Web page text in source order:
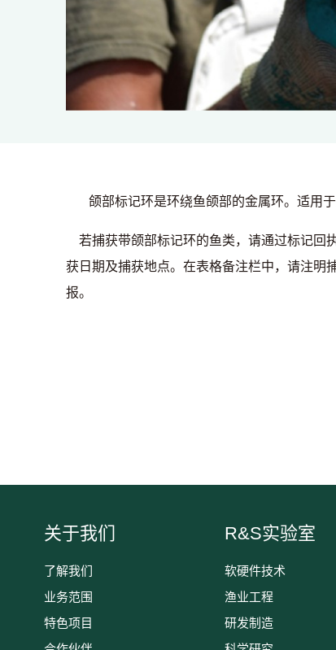
颌部标记环是环绕鱼颌部的金属环。适用于
若捕获带颌部标记环的鱼类，请通过标记回
获日期及捕获地点。在表格备注栏中，请注明
报。
关于我们
了解我们
业务范围
特色项目
R&S实验室
软硬件技术
渔业工程
研发制造